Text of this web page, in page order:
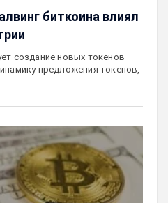
биткоина влиял
создание новых токенов
предложения токенов,